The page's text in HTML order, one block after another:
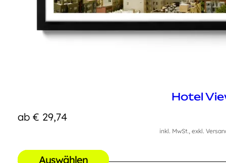
Hotel
ab € 29,74
inkl. MwSt., exkl.
Auswählen